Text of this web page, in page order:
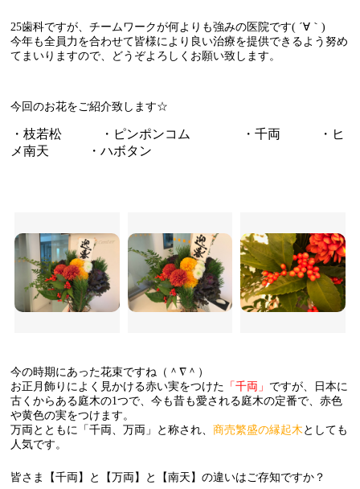
25歯科ですが、チームワークが何よりも強みの医院です( ´∀｀)
今年も全員力を合わせて皆様により良い治療を提供できるよう努め
てまいりますので、どうぞよろしくお願い致します。
今回のお花をご紹介致します☆
・枝若松 ・ピンポンコム ・千両
・ヒ
メ南天
・ハボタン
今の時期にあった花束ですね（＾∇＾）
お正月飾りによく見かける赤い実をつけた 「千両」 ですが、
日本に
古くからある庭木の1つで、今も昔も愛される庭木の定番で、赤色
や黄色の実をつけます。
万両とともに「千両、万両」と称され、商売繁盛の縁起木 としても
人気です。
皆さま【千両】と【万両】と【南天】の違いはご存知ですか？